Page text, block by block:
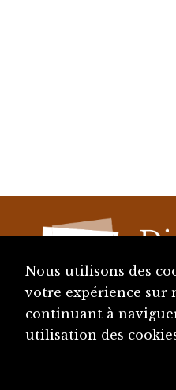
diju@diju.ch
Nous utilisons des
votre expérience sur
continuant à
utilisation des